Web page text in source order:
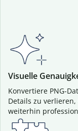
Visuelle
Konvertiere PNG-
Details zu verlieren,
weiterhin